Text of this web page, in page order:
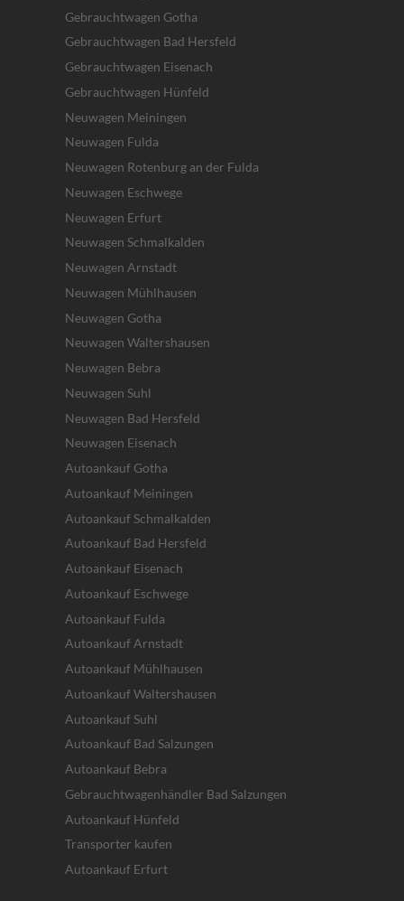
Gebrauchtwagen Gotha
Gebrauchtwagen Bad Hersfeld
Gebrauchtwagen Eisenach
Gebrauchtwagen Hünfeld
Neuwagen Meiningen
Neuwagen Fulda
Neuwagen Rotenburg an der Fulda
Neuwagen Eschwege
Neuwagen Erfurt
Neuwagen Schmalkalden
Neuwagen Arnstadt
Neuwagen Mühlhausen
Neuwagen Gotha
Neuwagen Waltershausen
Neuwagen Bebra
Neuwagen Suhl
Neuwagen Bad Hersfeld
Neuwagen Eisenach
Autoankauf Gotha
Autoankauf Meiningen
Autoankauf Schmalkalden
Autoankauf Bad Hersfeld
Autoankauf Eisenach
Autoankauf Eschwege
Autoankauf Fulda
Autoankauf Arnstadt
Autoankauf Mühlhausen
Autoankauf Waltershausen
Autoankauf Suhl
Autoankauf Bad Salzungen
Autoankauf Bebra
Gebrauchtwagenhändler Bad Salzungen
Autoankauf Hünfeld
Transporter kaufen
Autoankauf Erfurt